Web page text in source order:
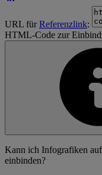
URL fürReferenzlink:
HTML-Code zur
Kann ich Infografiken
einbinden?